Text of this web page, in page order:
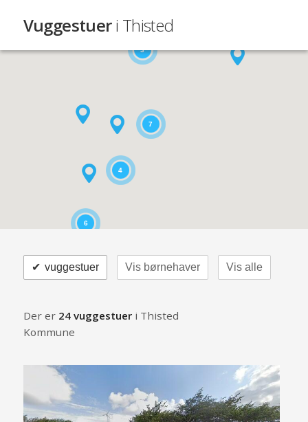
Vuggestueri Thisted
3
7
4
6
vuggestuer
✔ Vis børnehaver Vis alle
Der er 24 vuggestueri Thisted
Kommune